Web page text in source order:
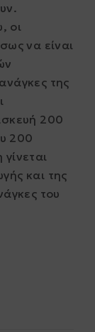
οι
να είναι
της
200
200
και της
του